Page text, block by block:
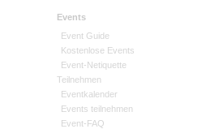
Events
Event Guide
Kostenlose Events
Event-Netiquette
Teilnehmen
Eventkalender
Events teilnehmen
Event-FAQ